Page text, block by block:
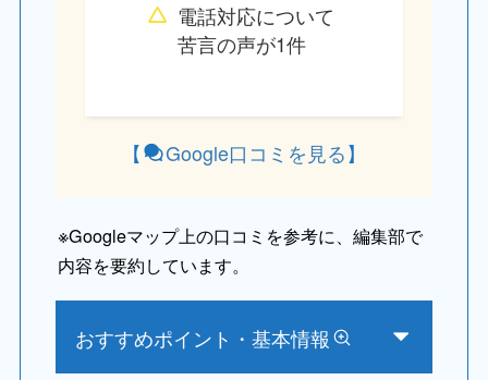
電話対応について
苦言の声が1件
【 Google口コミを見る】
※Googleマップ上の口コミを参考に、編集部で
内容を要約しています。
おすすめポイント・基本情報